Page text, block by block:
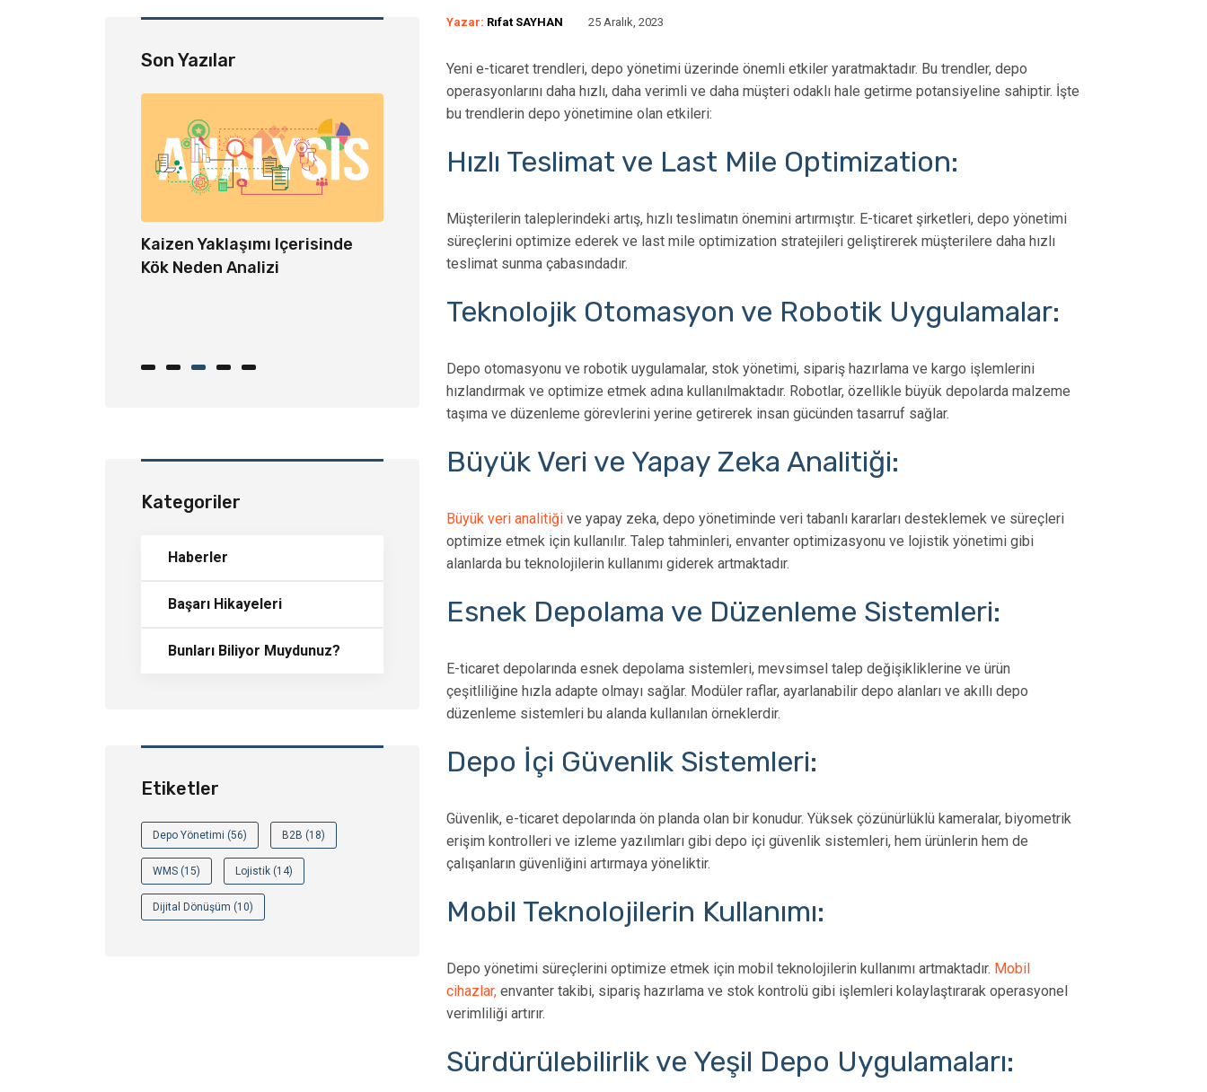
Son Yazılar
Kaizen Yaklaşımı Içerisinde
Kök Neden Analizi
Depo Yönetimi Ve Kalite
Depo Yönetimi Için Sipariş
Toplama Algoritmaları
Süreçler, Faydalar
Kategoriler
Haberler
Başarı Hikayeleri
Bunları Biliyor Muydunuz?
Etiketler
Depo Yönetimi (56) B2B (18)
WMS (15) Lojistik (14)
Dijital Dönüşüm (10)
Yazar: Rıfat SAYHAN 25 Aralık, 2023
Yeni e-ticaret trendleri, depo yönetimi üzerinde önemli etkiler yaratmaktadır. Bu trendler, depo
operasyonlarını daha hızlı, daha verimli ve daha müşteri odaklı hale getirme potansiyeline sahiptir. İşte
bu trendlerin depo yönetimine olan etkileri:
Hızlı Teslimat ve Last Mile Optimization:
Müşterilerin taleplerindeki artış, hızlı teslimatın önemini artırmıştır. E-ticaret şirketleri, depo yönetimi
süreçlerini optimize ederek ve last mile optimization stratejileri geliştirerek müşterilere daha hızlı
teslimat sunma çabasındadır.
Teknolojik Otomasyon ve Robotik Uygulamalar:
Depo otomasyonu ve robotik uygulamalar, stok yönetimi, sipariş hazırlama ve kargo işlemlerini
hızlandırmak ve optimize etmek adına kullanılmaktadır. Robotlar, özellikle büyük depolarda malzeme
taşıma ve düzenleme görevlerini yerine getirerek insan gücünden tasarruf sağlar.
Büyük Veri ve Yapay Zeka Analitiği:
Büyük veri analitiği ve yapay zeka, depo yönetiminde veri tabanlı kararları desteklemek ve süreçleri
optimize etmek için kullanılır. Talep tahminleri, envanter optimizasyonu ve lojistik yönetimi gibi
alanlarda bu teknolojilerin kullanımı giderek artmaktadır.
Esnek Depolama ve Düzenleme Sistemleri:
E-ticaret depolarında esnek depolama sistemleri, mevsimsel talep değişikliklerine ve ürün
çeşitliliğine hızla adapte olmayı sağlar. Modüler raflar, ayarlanabilir depo alanları ve akıllı depo
düzenleme sistemleri bu alanda kullanılan örneklerdir.
Depo İçi Güvenlik Sistemleri:
Güvenlik, e-ticaret depolarında ön planda olan bir konudur. Yüksek çözünürlüklü kameralar, biyometrik
erişim kontrolleri ve izleme yazılımları gibi depo içi güvenlik sistemleri, hem ürünlerin hem de
çalışanların güvenliğini artırmaya yöneliktir.
Mobil Teknolojilerin Kullanımı:
Depo yönetimi süreçlerini optimize etmek için mobil teknolojilerin kullanımı artmaktadır. Mobil
cihazlar, envanter takibi, sipariş hazırlama ve stok kontrolü gibi işlemleri kolaylaştırarak operasyonel
verimliliği artırır.
Sürdürülebilirlik ve Yeşil Depo Uygulamaları: